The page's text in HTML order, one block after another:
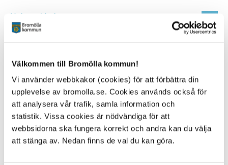
Välkommen till Bromölla kommun!
Vi använder webbkakor (cookies) för att förbättra din
upplevelse av bromolla.se. Cookies används också för
att analysera vår trafik, samla information och
statistik. Vissa cookies är nödvändiga för att
webbsidorna ska fungera korrekt och andra kan du välja
att stänga av. Nedan finns de val du kan göra.
Hela webbplatsen
114
Alla platser